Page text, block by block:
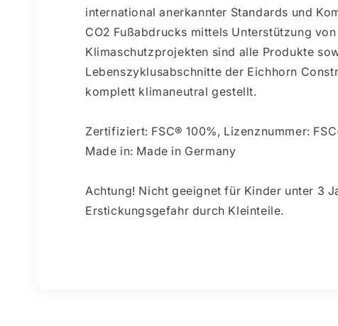
international anerkannter Standards und
CO2 Fußabdrucks mittels Unterstützung von
Klimaschutzprojekten sind alle Produkte
Lebenszyklusabschnitte der Eichhorn
komplett klimaneutral gestellt.
Zertifiziert: FSC® 100%, Lizenznummer:
Made in: Made in Germany
Achtung! Nicht geeignet für Kinder unter 3
Erstickungsgefahr durch Kleinteile.